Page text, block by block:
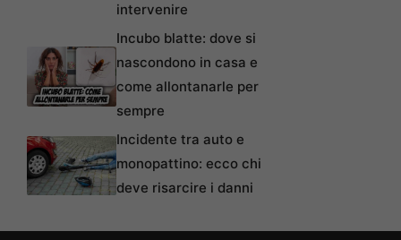
intervenire
Incubo blatte: dove si
nascondono in casa e
come allontanarle per
sempre
Incidente tra auto e
monopattino: ecco chi
deve risarcire i danni